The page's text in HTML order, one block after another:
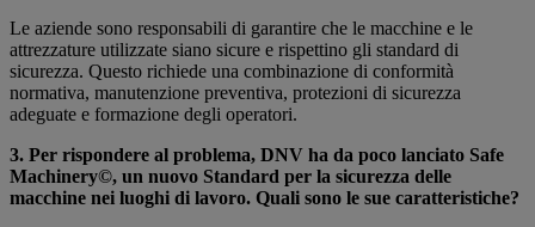
Le aziende sono responsabili di garantire che le macchine e le
attrezzature utilizzate siano sicure e rispettino gli standard di
sicurezza. Questo richiede una combinazione di conformità
normativa, manutenzione preventiva, protezioni di sicurezza
adeguate e formazione degli operatori.
3. Per rispondere al problema, DNV ha da poco lanciato Safe
Machinery©, un nuovo Standard per la sicurezza delle
macchine nei luoghi di lavoro. Quali sono le sue caratteristiche?